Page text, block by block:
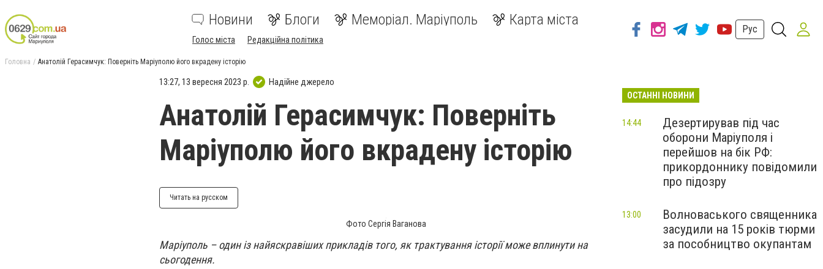
Новини Блоги Меморіал. Маріуполь Карта міста
Голос міста Редакційна політика
Рус
Головна Анатолій Герасимчук: Поверніть Маріуполю його вкрадену історію
13:27, 13 вересня 2023 р. Надійне джерело
Анатолій Герасимчук: Поверніть
Маріуполю його вкрадену історію
Читать на русском
Фото Сергія Ваганова
Маріуполь – один із найяскравіших прикладів того, як трактування історії може вплинути на
сьогодення.
ОСТАННІ НОВИНИ
Дезертирував під час
оборони Маріуполя і
перейшов на бік РФ:
прикордоннику повідомили
про підозру
14:44
Волноваського священника
засудили на 15 років тюрми
за пособництво окупантам
13:00